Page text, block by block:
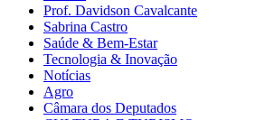
Prof. Davidson Cavalcante
Sabrina Castro
Saúde & Bem-Estar
Tecnologia & Inovação
Notícias
Agro
Câmara dos Deputados